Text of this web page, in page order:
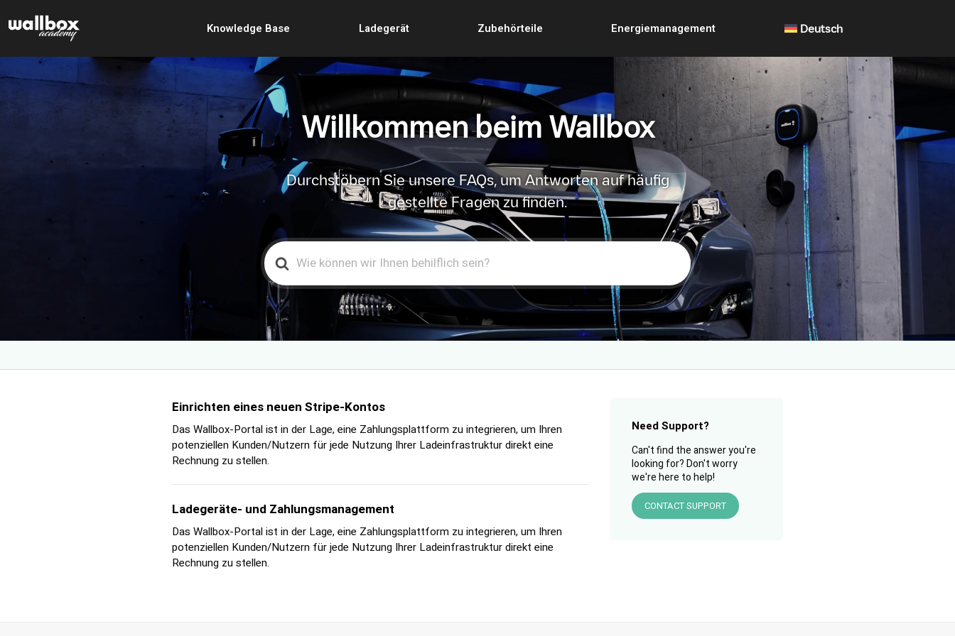
Knowledge Base Ladegerät Zubehörteile Energiemanagement Deutsch
Willkommen beim Wallbox
Durchstöbern Sie unsere FAQs, um Antworten auf häufig
gestellte Fragen zu finden.
Search
For
Einrichten eines neuen Stripe-Kontos
Das Wallbox-Portal ist in der Lage, eine Zahlungsplattform zu integrieren, um Ihren
potenziellen Kunden/Nutzern für jede Nutzung Ihrer Ladeinfrastruktur direkt eine
Rechnung zu stellen.
Ladegeräte- und Zahlungsmanagement
Das Wallbox-Portal ist in der Lage, eine Zahlungsplattform zu integrieren, um Ihren
potenziellen Kunden/Nutzern für jede Nutzung Ihrer Ladeinfrastruktur direkt eine
Rechnung zu stellen.
Need Support?
Can't find the answer you're
looking for? Don't worry
we're here to help!
CONTACT SUPPORT